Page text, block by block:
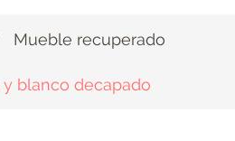
Mueble recuperado
y blanco decapado